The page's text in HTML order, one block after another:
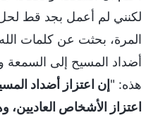
لكنني لم أعمل بجد قط
المرة، بحثت عن كلمات
أضداد المسيح إلى السمعة
هذه: "إن اعتزاز أضداد
اعتزاز الأشخاص